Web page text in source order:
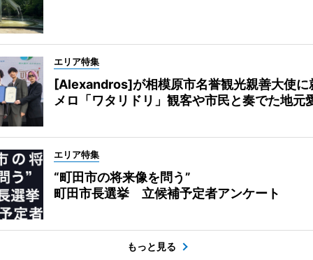
エリア特集
[Alexandros]が相模原市名誉観光親善大使に
メロ「ワタリドリ」観客や市民と奏でた地元
エリア特集
“町田市の将来像を問う”
町田市長選挙 立候補予定者アンケート
もっと見る